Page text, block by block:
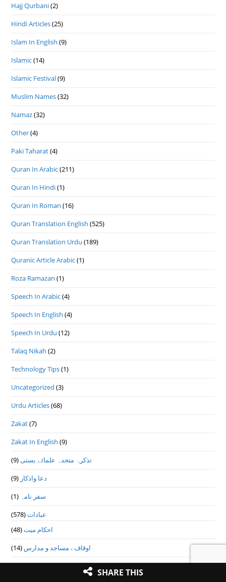
Hajj Qurbani(2)
Hindi Articles(25)
Islam In English (9)
Islamic(14)
Islamic Festival(9)
Muslim Names(32)
Namaz(32)
Other(4)
Paki Taharat(4)
Quran In Arabic(211)
Quran In Hindi(1)
Quran In Roman (16)
Quran Translation English (525)
Quran Translation Urdu (189)
Quranic Article Arabic(1)
Roza Ramazan (1)
Speech In Arabic(4)
Speech In English (4)
Speech In Urdu (12)
Talaq Nikah (2)
Technology Tips(1)
Uncategorized (3)
Urdu Articles(68)
Zakat(7)
Zakat In English (9)
تذكرہ متحدہ علمائے بستى(9)
دعا واذكار (9)
سفر نامہ (1)
عبادات(578)
احکام میت(48)
اوقاف ، مساجد و مدارس (14)
جمعہ و عیدین(27)
SHARE THIS